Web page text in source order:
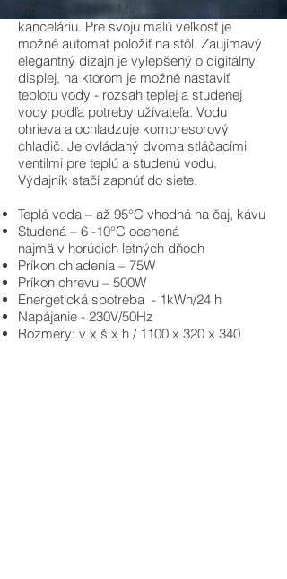
Stolový výdajník Mini je vhodný pre každú
kanceláriu. Pre svoju malú veľkosť je
možné automat položiť na stôl. Zaujímavý
elegantný dizajn je vylepšený o digitálny
displej, na ktorom je možné nastaviť
teplotu vody - rozsah teplej a studenej
vody podľa potreby užívateľa. Vodu
ohrieva a ochladzuje kompresorový
chladič. Je ovládaný dvoma stláčacími
ventilmi pre teplú a studenú vodu.
Výdajník stačí zapnúť do siete.
Teplá voda – až 95°C vhodná na čaj, kávu
Studená – 6 -10°C ocenená
najmä v horúcich letných dňoch
Príkon chladenia – 75W
Príkon ohrevu – 500W
Energetická spotreba - 1kWh/24 h
Napájanie - 230V/50Hz
Rozmery: v x š x h / 1100 x 320 x 340